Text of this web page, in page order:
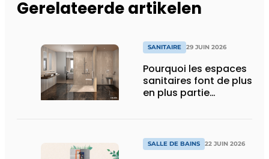
Gerelateerde artikelen
SANITAIRE 29 JUIN 2026
Pourquoi les espaces
sanitaires font de plus
en plus partie
SALLE DE BAINS 22 JUIN 2026